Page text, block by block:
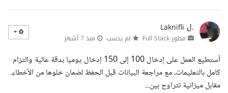
Laknifli ل.
مطور Full Stack لم يحسب منذ 7 أشهر
أستطيع العمل على إدخال 100 إلى 150 إدخال يوميا بدقة عالية والتزام
كامل بالتعليمات، مع مراجعة البيانات قبل الحفظ لضمان خلوها من الأخطاء.
مقابل ميزانية تتراوح بين...